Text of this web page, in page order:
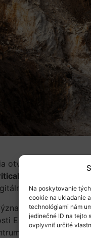
Na poskytovanie
cookie na ukladanie
technológiami nám
jedinečné ID na tejto
ovplyvniť určité
otvorila verejnú
Raw Materials
transformáciu,
pre
EÚ pri
ktoré bude